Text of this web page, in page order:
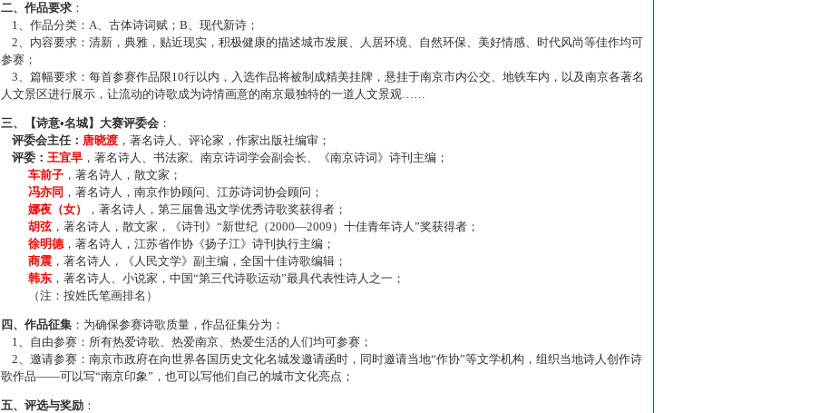
二、作品要求 ：
1、作品分类：A、古体诗词赋；B、现代新诗；
2、内容要求：清新，典雅，贴近现实，积极健康的描述城市发展、人居环境、自然环保、美好情感、时代风尚等佳作均可
参赛；
3、篇幅要求：每首参赛作品限10行以内，入选作品将被制成精美挂牌，悬挂于南京市内公交、地铁车内，以及南京各著名
人文景区进行展示，让流动的诗歌成为诗情画意的南京最独特的一道人文景观……
三、【诗意•名城】大赛评委会 ：
评委会主任： 唐晓渡 ，著名诗人、评论家，作家出版社编审；
评委： 王宜早 ，著名诗人、书法家。南京诗词学会副会长、《南京诗词》诗刊主编；
车前子 ，著名诗人，散文家；
冯亦同 ，著名诗人，南京作协顾问、江苏诗词协会顾问；
娜夜（女）
，著名诗人，第三届鲁迅文学优秀诗歌奖获得者；
胡弦，著名诗人，散文家，《诗刊》“新世纪（2000—2009）十佳青年诗人”奖获得者；
徐明德，著名诗人，江苏省作协《扬子江》诗刊执行主编；
商震 ，著名诗人，《人民文学》副主编，全国十佳诗歌编辑；
韩东 ，著名诗人、小说家，中国“第三代诗歌运动”最具代表性诗人之一；
（注：按姓氏笔画排名）
四、作品征集 ：为确保参赛诗歌质量，作品征集分为：
1、自由参赛：所有热爱诗歌、热爱南京、热爱生活的人们均可参赛；
2、邀请参赛：南京市政府在向世界各国历史文化名城发邀请函时，同时邀请当地“作协”等文学机构，组织当地诗人创作诗
歌作品——可以写“南京印象”，也可以写他们自己的城市文化亮点；
五、评选与奖励 ：